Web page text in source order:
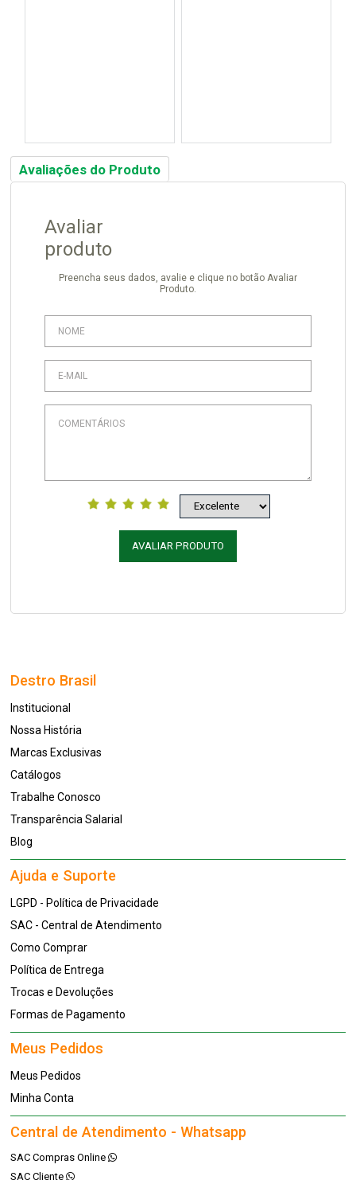
Avaliações do Produto
Avaliar
produto
Preencha seus dados, avalie e clique no botão Avaliar
Produto.
AVALIAR PRODUTO
Destro Brasil
Institucional
Nossa História
Marcas Exclusivas
Catálogos
Trabalhe Conosco
Transparência Salarial
Blog
Ajuda e Suporte
LGPD - Política de Privacidade
SAC - Central de Atendimento
Como Comprar
Política de Entrega
Trocas e Devoluções
Formas de Pagamento
Meus Pedidos
Meus Pedidos
Minha Conta
Central de Atendimento - Whatsapp
SAC Compras Online
SAC Cliente